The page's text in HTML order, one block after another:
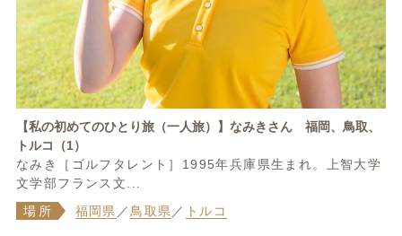
【私の初めてのひとり旅（一人旅）】なみきさん 福岡、鳥取、
トルコ（1）
なみき［ゴルフタレント］1995年兵庫県生まれ。上智大学
文学部フランス文...
場所
福岡県 ／鳥取県／ トルコ